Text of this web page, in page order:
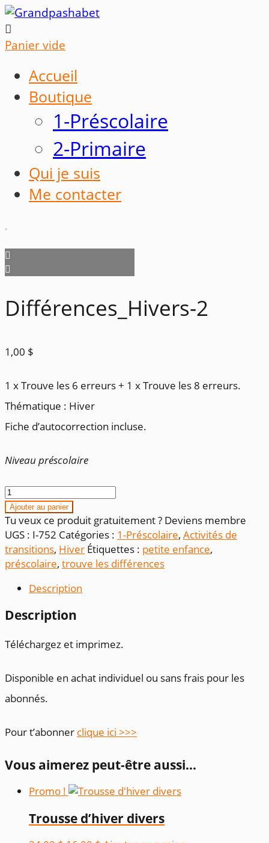

Panier vide
Accueil
Boutique
1-Préscolaire
2-Primaire
Qui je suis
Me contacter
Différences_Hivers-2
1,00 $
1 x Trouve les 6 erreurs + 1 x Trouve les 8 erreurs.
Thématique : Hiver
Fiche d’autocorrection incluse.
Niveau préscolaire
quantité
de
Différences_Hivers-
2
Ajouter au panier
Tu veux ce produit gratuitement ? Deviens membre
UGS : I-752 Catégories : 1-Préscolaire, Activités de
transitions, Hiver Étiquettes : petite enfance,
préscolaire, trouve les différences
Description
Description
Téléchargez et imprimez.
Disponible en achat individuel ou sans frais pour les
abonnés.
Pour t’abonner clique ici >>>
Vous aimerez peut-être aussi…
Promo !
Trousse d’hiver divers